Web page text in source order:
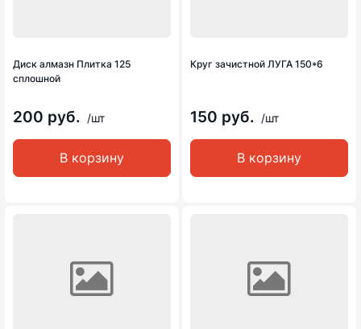
Диск алмазн Плитка 125
сплошной
200 руб. /шт
В корзину
Круг зачистной ЛУГА 150*6
150 руб. /шт
В корзину